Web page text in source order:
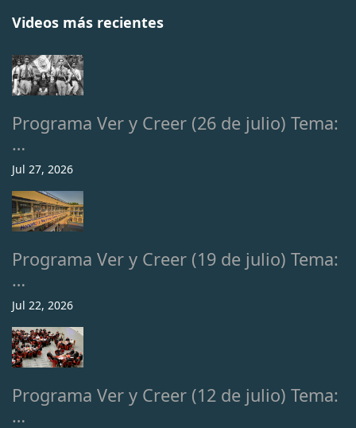
Videos más recientes
Programa Ver y Creer (26 de julio) Tema:
…
Jul 27, 2026
Programa Ver y Creer (19 de julio) Tema:
…
Jul 22, 2026
Programa Ver y Creer (12 de julio) Tema:
…